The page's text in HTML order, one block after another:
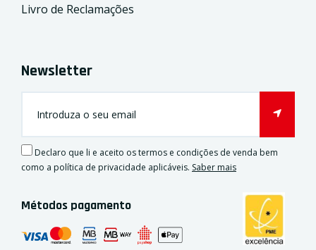
Livro de Reclamações
Newsletter
Declaro que li e aceito os termos e condições de venda bem
como a política de privacidade aplicáveis. Saber mais
Métodos pagamento